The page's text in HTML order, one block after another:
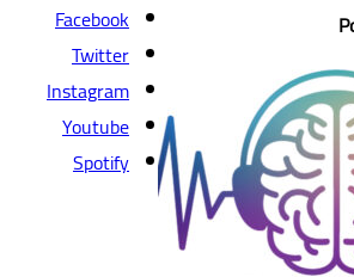
Facebook
Twitter
Instagram
Youtube
Spotify